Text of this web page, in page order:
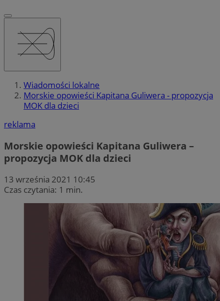
Wiadomości lokalne
Morskie opowieści Kapitana Guliwera - propozycja
MOK dla dzieci
reklama
Morskie opowieści Kapitana Guliwera –
propozycja MOK dla dzieci
13 września 2021 10:45
Czas czytania: 1 min.